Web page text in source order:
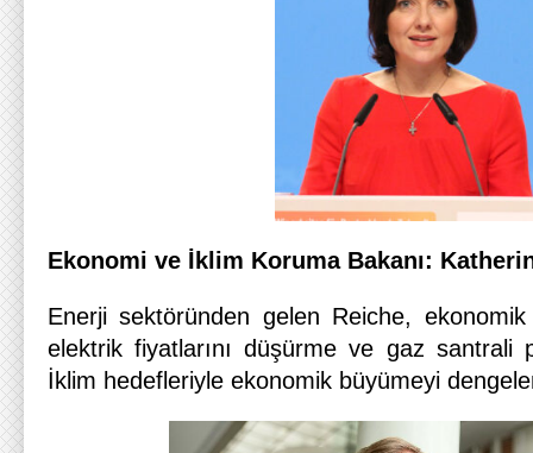
Ekonomi ve İklim Koruma Bakanı:
Enerji sektöründen gelen Reiche,
elektrik fiyatlarını düşürme ve gaz santrali
İklim hedefleriyle ekonomik büyümeyi